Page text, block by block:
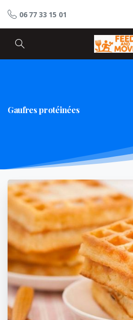
06 77 33 15 01
Gaufres protéinées